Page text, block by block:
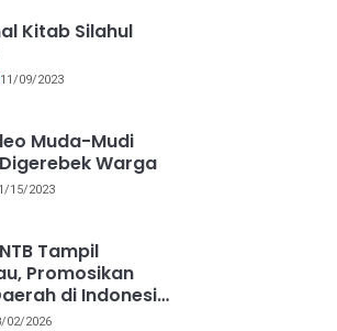
Kitab Silahul
11/09/2023
Muda-Mudi
Warga
15/2023
Tampil
Promosikan
di Indonesia
2026
02/2026